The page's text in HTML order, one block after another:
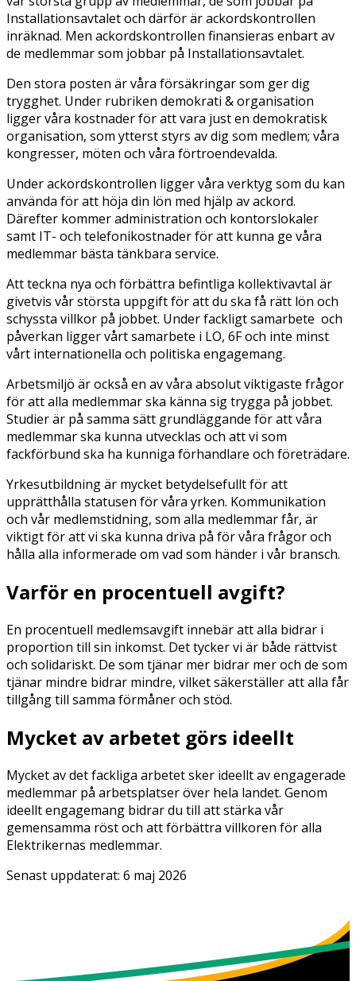
Installationsavtalet och därför är ackordskontrollen
inräknad. Men ackordskontrollen finansieras enbart av
de medlemmar som jobbar på Installationsavtalet.
Den stora posten är våra försäkringar som ger dig
trygghet. Under rubriken demokrati & organisation
ligger våra kostnader för att vara just en demokratisk
organisation, som ytterst styrs av dig som medlem; våra
kongresser, möten och våra förtroendevalda.
Under ackordskontrollen ligger våra verktyg som du kan
använda för att höja din lön med hjälp av ackord.
Därefter kommer administration och kontorslokaler
samt IT- och telefonikostnader för att kunna ge våra
medlemmar bästa tänkbara service.
Att teckna nya och förbättra befintliga kollektivavtal är
givetvis vår största uppgift för att du ska få rätt lön och
schyssta villkor på jobbet. Under fackligt samarbete och
påverkan ligger vårt samarbete i LO, 6F och inte minst
vårt internationella och politiska engagemang.
Arbetsmiljö är också en av våra absolut viktigaste frågor
för att alla medlemmar ska känna sig trygga på jobbet.
Studier är på samma sätt grundläggande för att våra
medlemmar ska kunna utvecklas och att vi som
fackförbund ska ha kunniga förhandlare och företrädare.
Yrkesutbildning är mycket betydelsefullt för att
upprätthålla statusen för våra yrken. Kommunikation
och vår medlemstidning, som alla medlemmar får, är
viktigt för att vi ska kunna driva på för våra frågor och
hålla alla informerade om vad som händer i vår bransch.
Varför en procentuell avgift?
En procentuell medlemsavgift innebär att alla bidrar i
proportion till sin inkomst. Det tycker vi är både rättvist
och solidariskt. De som tjänar mer bidrar mer och de som
tjänar mindre bidrar mindre, vilket säkerställer att alla får
tillgång till samma förmåner och stöd.
Mycket av arbetet görs ideellt
Mycket av det fackliga arbetet sker ideellt av engagerade
medlemmar på arbetsplatser över hela landet. Genom
ideellt engagemang bidrar du till att stärka vår
gemensamma röst och att förbättra villkoren för alla
Elektrikernas medlemmar.
Senast uppdaterat: 6 maj 2026